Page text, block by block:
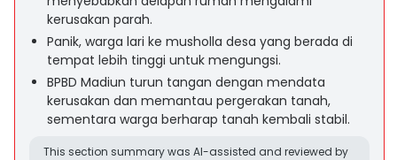
kerusakan parah.
Panik, warga lari ke musholla desa yang berada di
tempat lebih tinggi untuk mengungsi.
BPBD Madiun turun tangan dengan mendata
kerusakan dan memantau pergerakan tanah,
sementara warga berharap tanah kembali stabil.
This section summary was AI-assisted and reviewed by